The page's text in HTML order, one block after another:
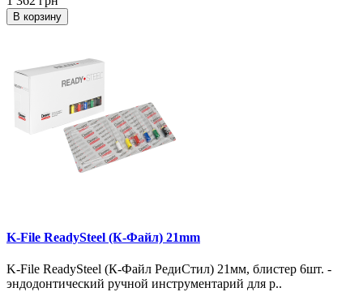
В корзину
K-File ReadySteel (К-Файл) 21mm
K-File ReadySteel (К-Файл РедиСтил) 21мм, блистер 6шт. -
эндодонтический ручной инструментарий для р..